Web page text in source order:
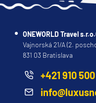
ONEWORLD Travel
Vajnorská 21/A (2.
831 03 Bratislava
+421 910